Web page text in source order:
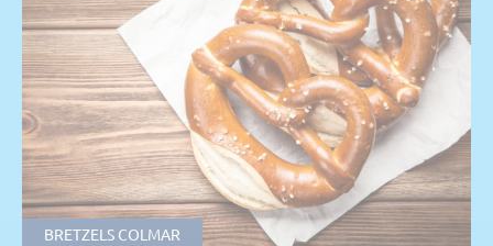
BRETZELS COLMAR